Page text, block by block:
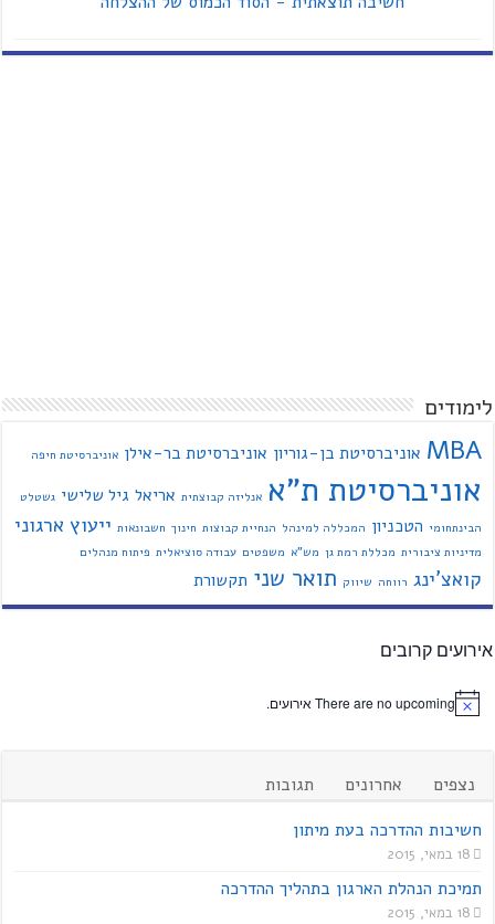
לימודים
MBA אוניברסיטת בן-גוריון אוניברסיטת בר-אילן אוניברסיטת חיפה
אוניברסיטת ת"א אנליזה קבוצתית אריאל גיל שלישי גשטלט
הבינתחומי הטכניון המכללה למינהל הנחיית קבוצות חינוך חשבונאות ייעוץ ארגוני
מדיניות ציבורית מכללת רמת גן מש"א משפטים עבודה סוציאלית פיתוח מנהלים
קואצ'ינג רווחה שיווק תואר שני תקשורת
אירועים קרובים
There are no upcoming אירועים.
נצפים אחרונים
תגובות
חשיבות ההדרכה בעת מיתון
18 במאי, 2015
תמיכת הנהלת הארגון בתהליך ההדרכה
18 במאי, 2015